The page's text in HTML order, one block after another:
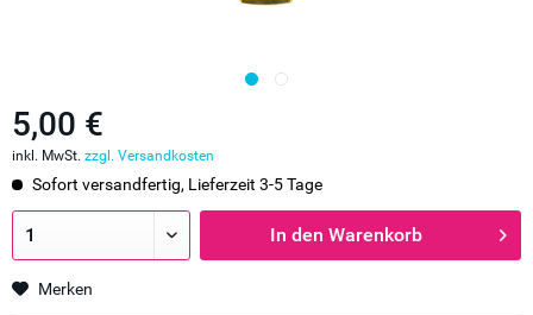
5,00 €
inkl. MwSt. zzgl. Versandkosten
Sofort versandfertig, Lieferzeit 3-5 Tage
In den Warenkorb
Merken